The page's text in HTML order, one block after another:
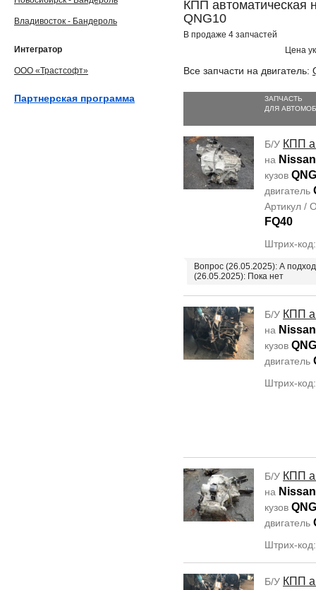
КПП автоматическая
QNG10
В продаже 4 запчастей
Цена
Все запчасти на двигатель:
ЗАПЧАСТЬ
ДЛЯ
Б/У КПП
на
кузов
двигатель
Артикул /
FQ40
Штрих-
Вопрос (26.05.2025): А
(26.05.2025): Пока нет
Б/У КПП
на
кузов
двигатель
Штрих-
Б/У КПП
на
кузов
двигатель
Штрих-
Б/У КПП
Владивосток - Бандероль
Интегратор
ООО «Трастсофт»
Партнерская программа